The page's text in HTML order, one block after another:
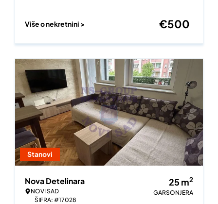
Više o nekretnini > €500
Stanovi
Nova Detelinara
NOVI SAD
ŠIFRA: #17028
25m2
GARSONJERA